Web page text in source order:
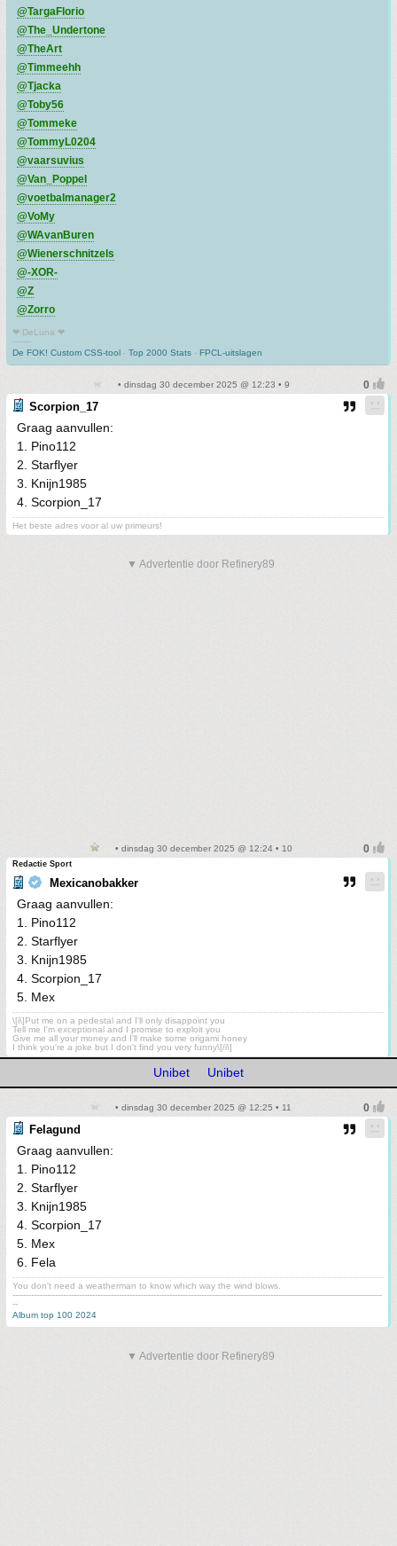
@TargaFlorio
@The_Undertone
@TheArt
@Timmeehh
@Tjacka
@Toby56
@Tommeke
@TommyL0204
@vaarsuvius
@Van_Poppel
@voetbalmanager2
@VoMy
@WAvanBuren
@Wienerschnitzels
@-XOR-
@Z
@Zorro
❤ DeLuna ❤
-------
De FOK! Custom CSS-tool - Top 2000 Stats - FPCL-uitslagen
• dinsdag 30 december 2025 @ 12:23 • 9
Scorpion_17
Graag aanvullen:
1. Pino112
2. Starflyer
3. Knijn1985
4. Scorpion_17
Het beste adres voor al uw primeurs!
▼ Advertentie door Refinery89
• dinsdag 30 december 2025 @ 12:24 • 10
Redactie Sport
Mexicanobakker
Graag aanvullen:
1. Pino112
2. Starflyer
3. Knijn1985
4. Scorpion_17
5. Mex
\[i\]Put me on a pedestal and I'll only disappoint you
Tell me I'm exceptional and I promise to exploit you
Give me all your money and I'll make some origami honey
I think you're a joke but I don't find you very funny\[/i\]
Unibet Unibet
• dinsdag 30 december 2025 @ 12:25 • 11
Felagund
Graag aanvullen:
1. Pino112
2. Starflyer
3. Knijn1985
4. Scorpion_17
5. Mex
6. Fela
You don't need a weatherman to know which way the wind blows.
-------------------------------------------------------------------------------------------------------------------------------------------
--
Album top 100 2024
▼ Advertentie door Refinery89